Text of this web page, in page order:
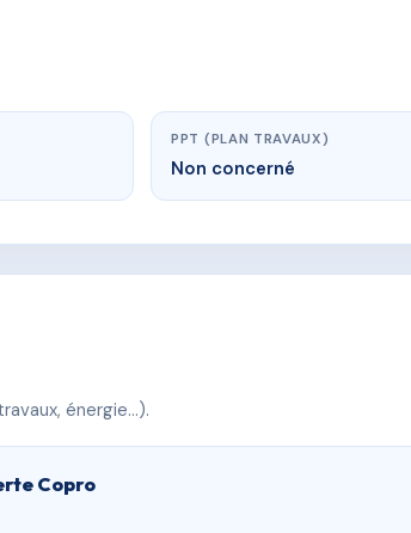
PPT (PLAN TRAVAUX)
Non concerné
énergie…).
Copro